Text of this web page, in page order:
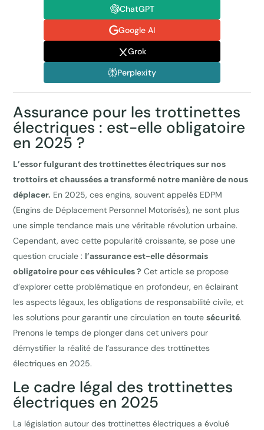
ChatGPT
Google AI
Grok
Perplexity
Assurance pour les trottinettes
électriques : est-elle obligatoire
en 2025 ?
L’essor fulgurant des trottinettes électriques sur nos
trottoirs et chaussées a transformé notre manière de nous
déplacer. En 2025, ces engins, souvent appelés EDPM
(Engins de Déplacement Personnel Motorisés), ne sont plus
une simple tendance mais une véritable révolution urbaine.
Cependant, avec cette popularité croissante, se pose une
question cruciale : l’assurance est-elle désormais
obligatoire pour ces véhicules ? Cet article se propose
d’explorer cette problématique en profondeur, en éclairant
les aspects légaux, les obligations de responsabilité civile, et
les solutions pour garantir une circulation en toutesécurité.
Prenons le temps de plonger dans cet univers pour
démystifier la réalité de l’assurance des trottinettes
électriques en 2025.
Le cadre légal des trottinettes
électriques en 2025
La législation autour des trottinettes électriques a évolué